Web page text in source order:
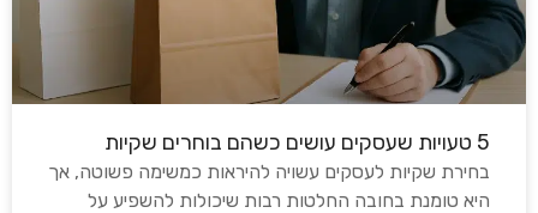
5 טעויות שעסקים עושים כשהם בוחרים שקיות
בחירת שקיות לעסקים עשויה להיראות כמשימה פשוטה, אך
היא טומנת בחובה החלטות רבות שיכולות להשפיע על